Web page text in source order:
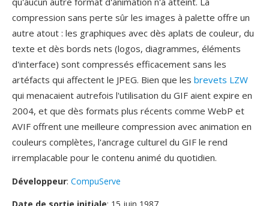
compression sans perte sûr les images à palette offre un
autre atout : les graphiques avec dès aplats de couleur, du
texte et dès bords nets (logos, diagrammes, éléments
d'interface) sont compressés efficacement sans les
artéfacts qui affectent le JPEG. Bien que les brevets LZW
qui menacaient autrefois l'utilisation du GIF aient expire en
2004, et que dès formats plus récents comme WebP et
AVIF offrent une meilleure compression avec animation en
couleurs complètes, l'ancrage culturel du GIF le rend
irremplacable pour le contenu animé du quotidien.
Développeur: CompuServe